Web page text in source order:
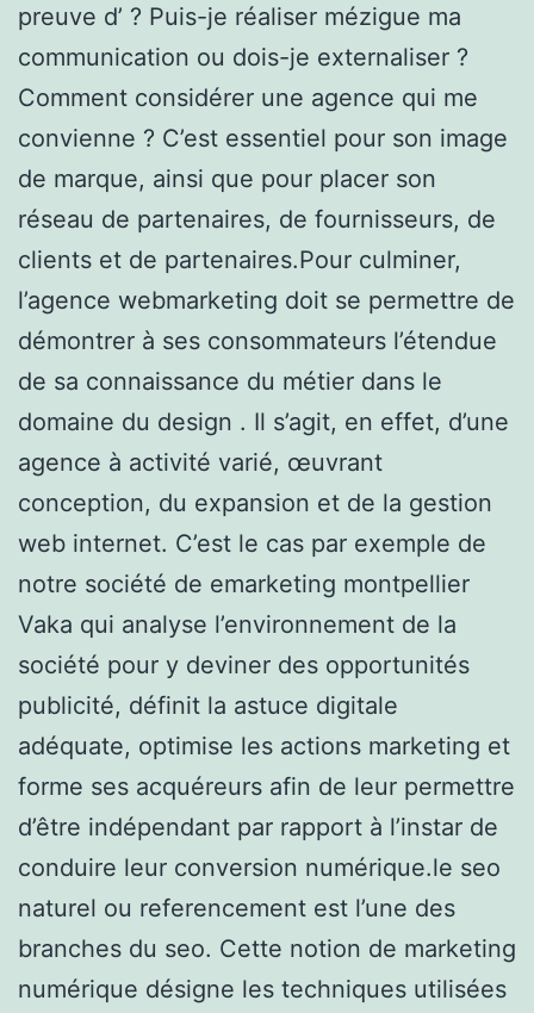
preuve d’ ? Puis-je réaliser mézigue ma
communication ou dois-je externaliser ?
Comment considérer une agence qui me
convienne ? C’est essentiel pour son image
de marque, ainsi que pour placer son
réseau de partenaires, de fournisseurs, de
clients et de partenaires.Pour culminer,
l’agence webmarketing doit se permettre de
démontrer à ses consommateurs l’étendue
de sa connaissance du métier dans le
domaine du design . Il s’agit, en effet, d’une
agence à activité varié, œuvrant
conception, du expansion et de la gestion
web internet. C’est le cas par exemple de
notre société de emarketing montpellier
Vaka qui analyse l’environnement de la
société pour y deviner des opportunités
publicité, définit la astuce digitale
adéquate, optimise les actions marketing et
forme ses acquéreurs afin de leur permettre
d’être indépendant par rapport à l’instar de
conduire leur conversion numérique.le seo
naturel ou referencement est l’une des
branches du seo. Cette notion de marketing
numérique désigne les techniques utilisées